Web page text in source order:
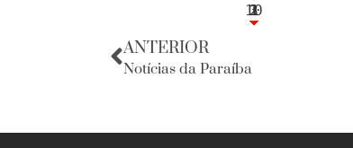
3
1
1
2
10
ANTERIOR
Notícias da Paraíba